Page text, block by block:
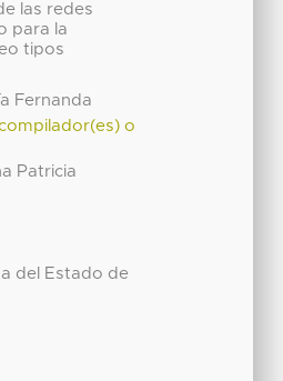
las redes
para la
tipos
Fernanda
o
Patricia
del Estado de